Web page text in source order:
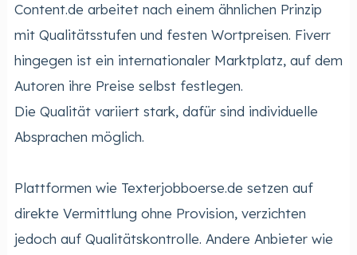
Content.de arbeitet nach einem ähnlichen Prinzip
mit Qualitätsstufen und festen Wortpreisen. Fiverr
hingegen ist ein internationaler Marktplatz, auf dem
Autoren ihre Preise selbst festlegen.
Die Qualität variiert stark, dafür sind individuelle
Absprachen möglich.
Plattformen wie Texterjobboerse.de setzen auf
direkte Vermittlung ohne Provision, verzichten
jedoch auf Qualitätskontrolle. Andere Anbieter wie